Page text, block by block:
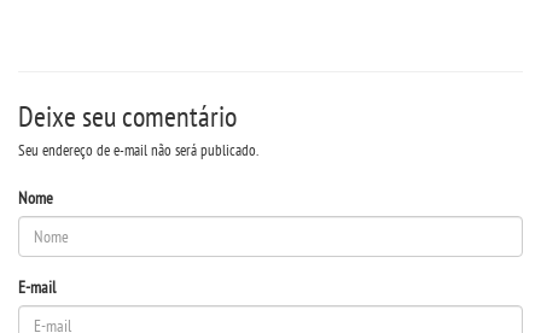
Deixe seu comentário
Seu endereço de e-mail não será publicado.
Nome
E-mail